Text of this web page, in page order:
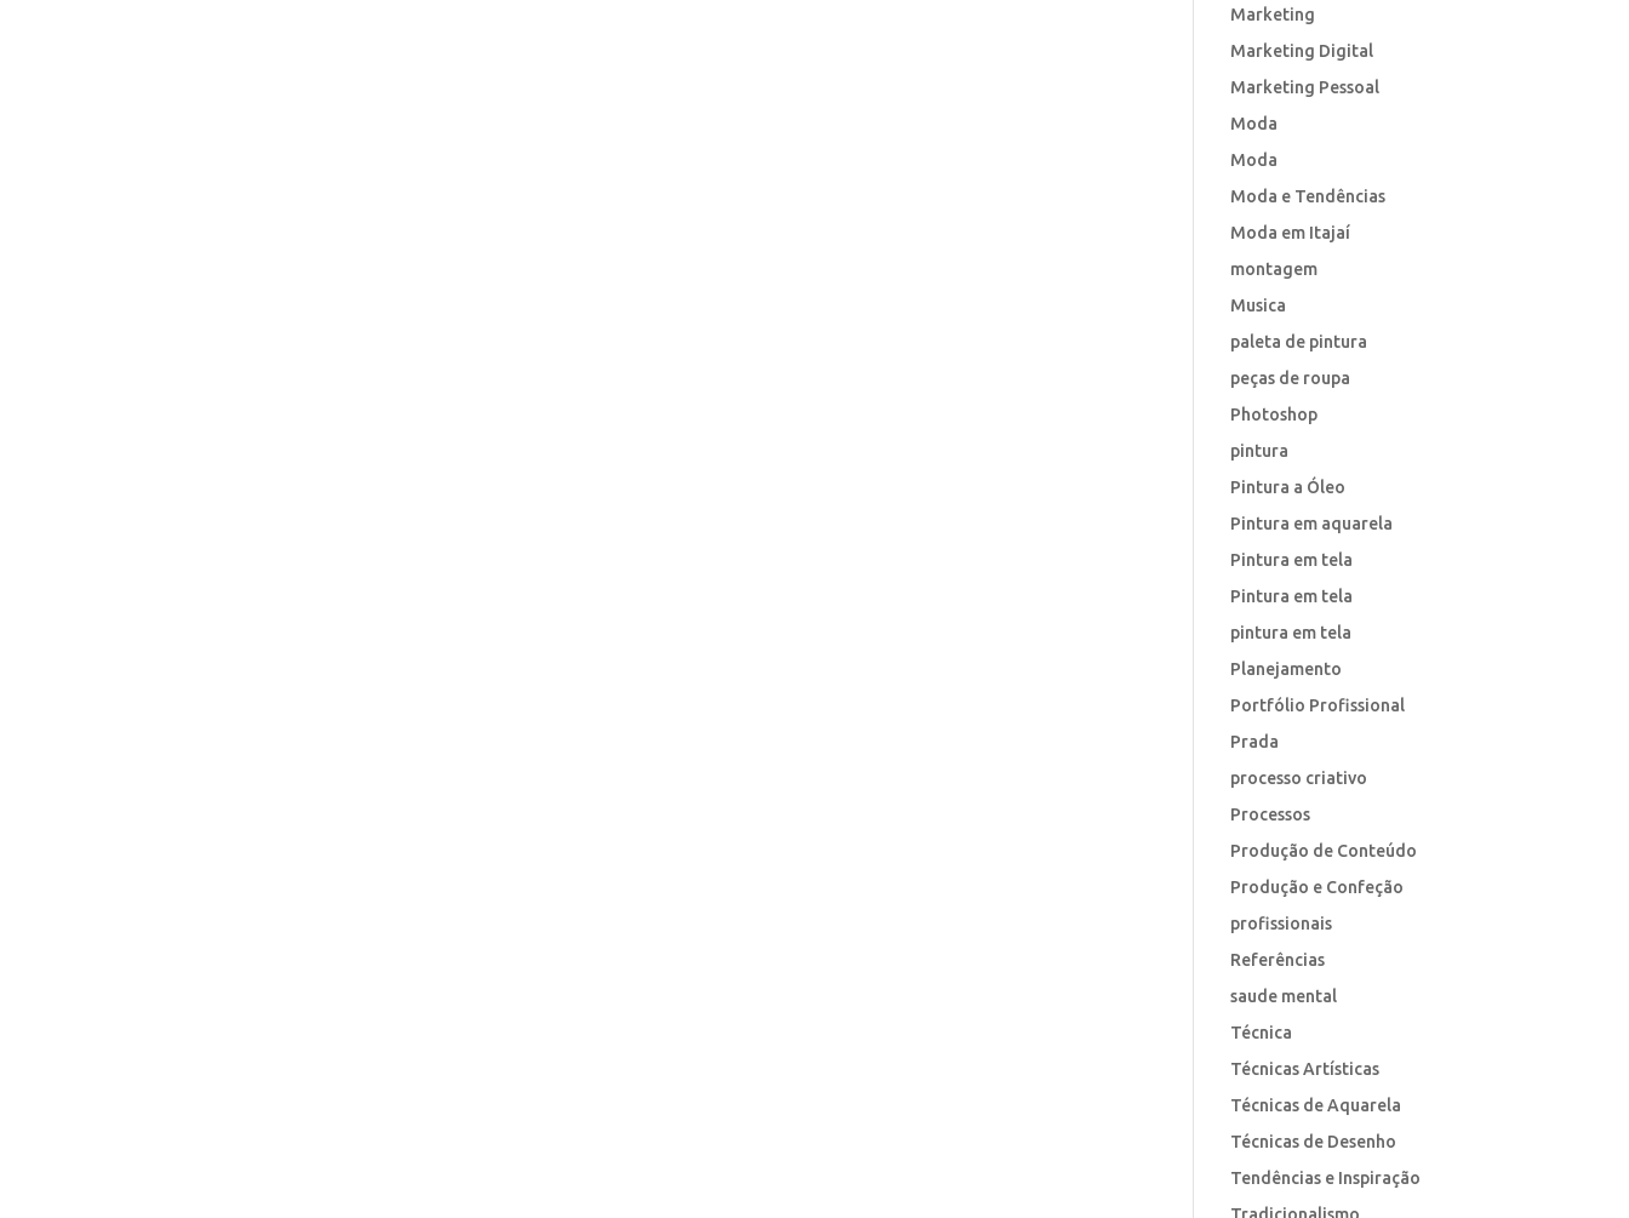
Marketing
Marketing Digital
Marketing Pessoal
Moda
Moda
Moda e Tendências
Moda em Itajaí
montagem
Musica
paleta de pintura
peças de roupa
Photoshop
pintura
Pintura a Óleo
Pintura em aquarela
Pintura em tela
Pintura em tela
pintura em tela
Planejamento
Portfólio Profissional
Prada
processo criativo
Processos
Produção de Conteúdo
Produção e Confeção
profissionais
Referências
saude mental
Técnica
Técnicas Artísticas
Técnicas de Aquarela
Técnicas de Desenho
Tendências e Inspiração